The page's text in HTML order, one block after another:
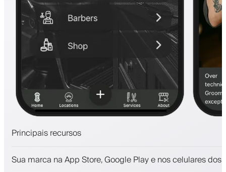
Principais recursos
Pagamentos, depósito caução
Sua marca na App Store, Google Play e nos celulares dos